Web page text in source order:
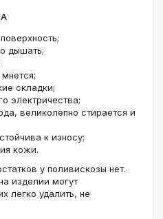
дышать;
складки;
электричества;
великолепно стирается и
к износу;
кожи.
у поливискозы нет.
изделии могут
легко удалить, не